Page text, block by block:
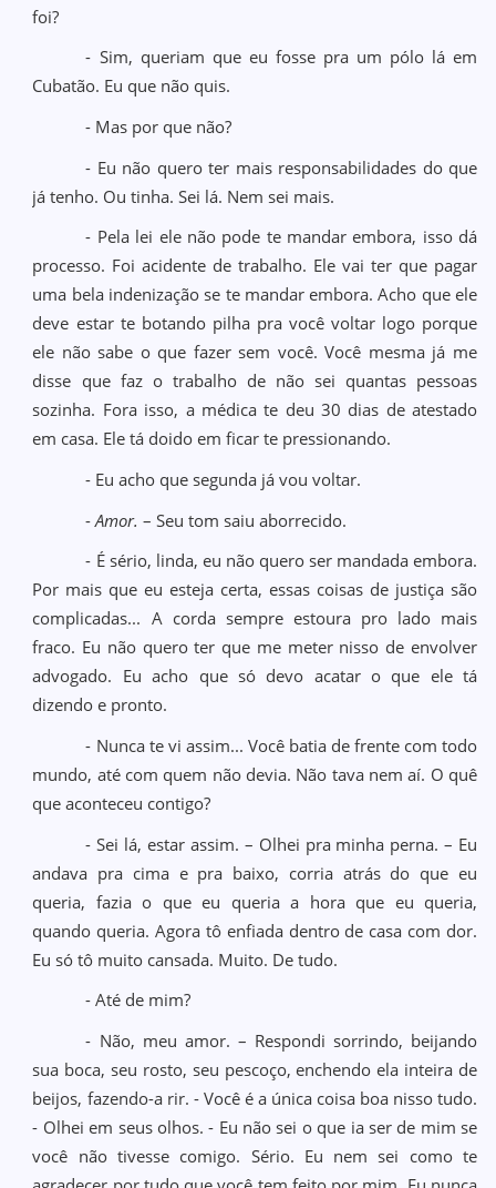
foi?
- Sim, queriam que eu fosse pra um pólo lá em
Cubatão. Eu que não quis.
- Mas por que não?
- Eu não quero ter mais responsabilidades do que
já tenho. Ou tinha. Sei lá. Nem sei mais.
- Pela lei ele não pode te mandar embora, isso dá
processo. Foi acidente de trabalho. Ele vai ter que pagar
uma bela indenização se te mandar embora. Acho que ele
deve estar te botando pilha pra você voltar logo porque
ele não sabe o que fazer sem você. Você mesma já me
disse que faz o trabalho de não sei quantas pessoas
sozinha. Fora isso, a médica te deu 30 dias de atestado
em casa. Ele tá doido em ficar te pressionando.
- Eu acho que segunda já vou voltar.
-Amor. – Seu tom saiu aborrecido.
- É sério, linda, eu não quero ser mandada embora.
Por mais que eu esteja certa, essas coisas de justiça são
complicadas... A corda sempre estoura pro lado mais
fraco. Eu não quero ter que me meter nisso de envolver
advogado. Eu acho que só devo acatar o que ele tá
dizendo e pronto.
- Nunca te vi assim... Você batia de frente com todo
mundo, até com quem não devia. Não tava nem aí. O quê
que aconteceu contigo?
- Sei lá, estar assim. – Olhei pra minha perna. – Eu
andava pra cima e pra baixo, corria atrás do que eu
queria, fazia o que eu queria a hora que eu queria,
quando queria. Agora tô enfiada dentro de casa com dor.
Eu só tô muito cansada. Muito. De tudo.
- Até de mim?
- Não, meu amor. – Respondi sorrindo, beijando
sua boca, seu rosto, seu pescoço, enchendo ela inteira de
beijos, fazendo-a rir. - Você é a única coisa boa nisso tudo.
- Olhei em seus olhos. - Eu não sei o que ia ser de mim se
você não tivesse comigo. Sério. Eu nem sei como te